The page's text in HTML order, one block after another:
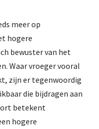
meer op
hogere
bewuster van het
Waar vroeger vooral
zijn er tegenwoordig
die bijdragen aan
betekent
hogere